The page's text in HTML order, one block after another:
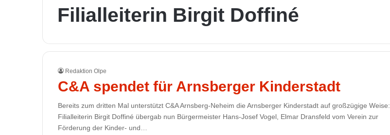
Filialleiterin Birgit Doffiné
Redaktion Olpe
C&A spendet für Arnsberger Kinderstadt
Bereits zum dritten Mal unterstützt C&A Arnsberg-Neheim die Arnsberger Kinderstadt auf großzügige Weise:
Filialleiterin Birgit Doffiné übergab nun Bürgermeister Hans-Josef Vogel, Elmar Dransfeld vom Verein zur
Förderung der Kinder- und…